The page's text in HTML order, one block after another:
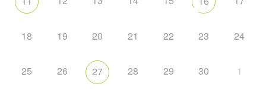
18 19 20 21 22 23 24
25 26 27 28 29 30 1